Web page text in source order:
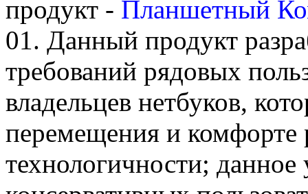
продукт - Планшетный
01. Данный продукт
требований рядовых
владельцев нетбуков,
перемещения и комфорте
технологичности; данное